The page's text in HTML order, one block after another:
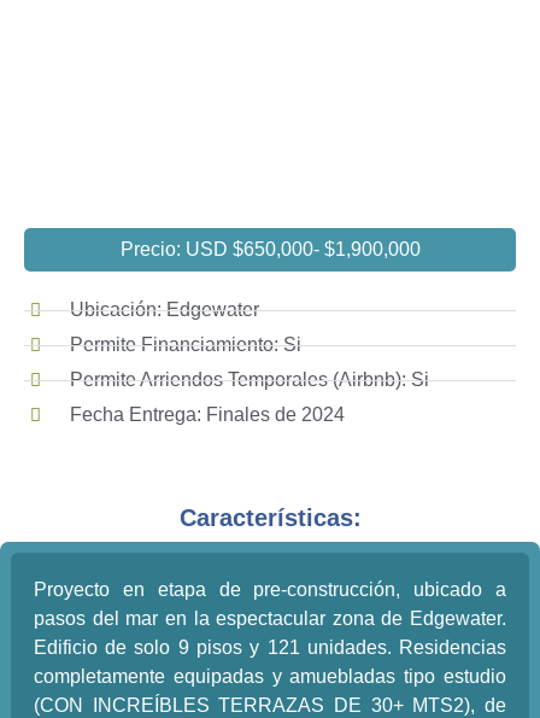
Precio: USD $650,000- $1,900,000
Ubicación: Edgewater
Permite Financiamiento: Si
Permite Arriendos Temporales (Airbnb): Si
Fecha Entrega: Finales de 2024
Características:
Proyecto en etapa de pre-construcción, ubicado a
pasos del mar en la espectacular zona de Edgewater.
Edificio de solo 9 pisos y 121 unidades. Residencias
completamente equipadas y amuebladas tipo estudio
(CON INCREÍBLES TERRAZAS DE 30+ MTS2), de